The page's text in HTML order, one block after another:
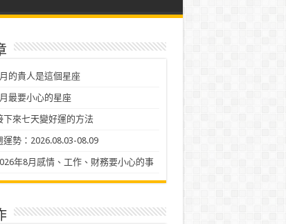
的貴人是這個星座
最要小心的星座
下來七天變好運的方法
運勢：2026.08.03-08.09
年8月感情、工作、財務要小心的事